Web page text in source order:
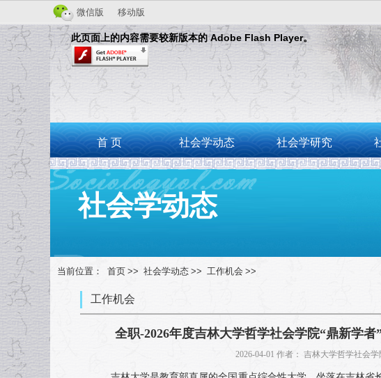
微信版 移动版
此页面上的内容需要较新版本的 Adobe Flash Player。
首 页 社会学动态 社会学研究
社会学动态
当前位置： 首页 >> 社会学动态 >> 工作机会 >>
工作机会
全职-2026年度吉林大学哲学社会学院“鼎新学
2026-04-01 作者： 吉林大学哲学社会学